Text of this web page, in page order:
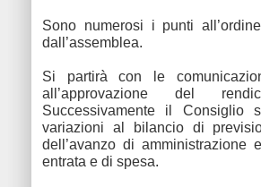
Sono numerosi i punti
dall’assemblea.
Si partirà con le
all’approvazione del
Successivamente il Consiglio
variazioni al bilancio di
dell’avanzo di amministrazione
entrata e di spesa.